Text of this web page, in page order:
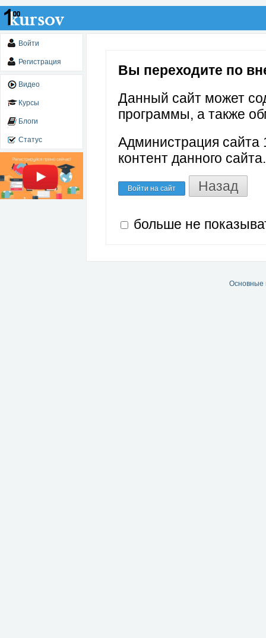
Войти
Регистрация
Видео
Курсы
Блоги
Статус
Вы переходите по
Данный сайт может
программы, а также
Администрация сайта
контент данного сайта.
Войти на сайт Назад
больше не
Основные